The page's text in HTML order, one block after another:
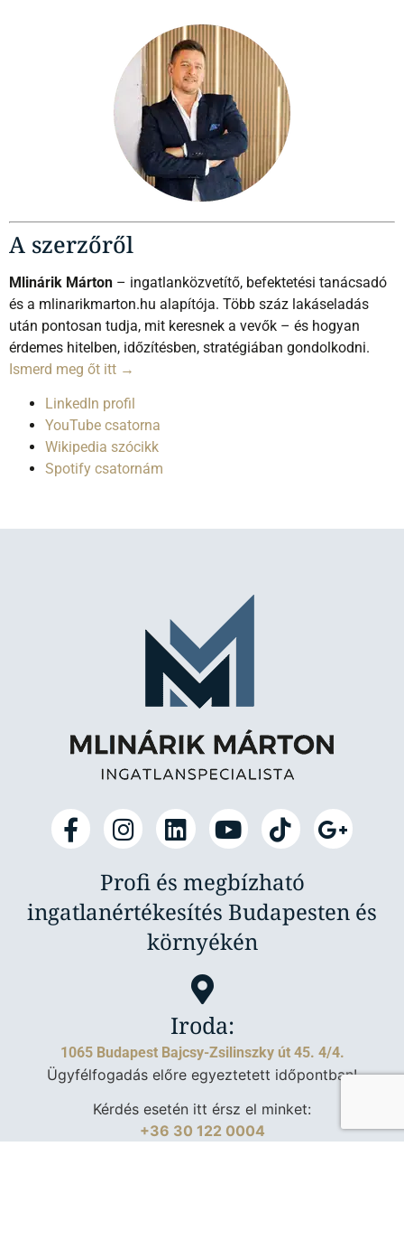
A szerzőről
Mlinárik Márton – ingatlanközvetítő, befektetési tanácsadó
és a mlinarikmarton.hu alapítója. Több száz lakáseladás
után pontosan tudja, mit keresnek a vevők – és hogyan
érdemes hitelben, időzítésben, stratégiában gondolkodni.
Ismerd meg őt itt →
LinkedIn profil
YouTube csatorna
Wikipedia szócikk
Spotify csatornám
Profi és megbízható
ingatlanértékesítés Budapesten és
környékén
Iroda:
1065 Budapest Bajcsy-Zsilinszky út 45. 4/4.
Ügyfélfogadás előre egyeztetett időpontban!
Kérdés esetén itt érsz el minket:
+36 30 122 0004